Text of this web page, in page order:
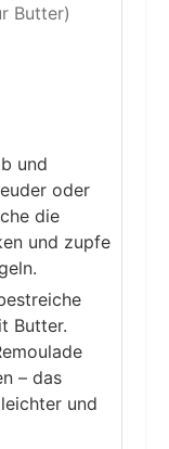
Butter)
und
oder
die
und zupfe
Butter.
– das
und